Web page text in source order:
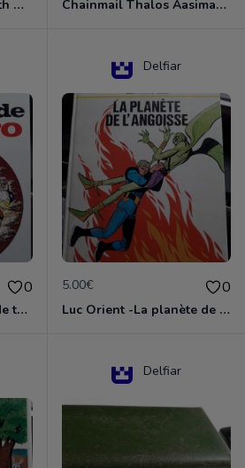
Chainmail Human Death Cleric Chainmail Thalos Aasimar Cleric
0
Luc Orient -Le maître de terango
Delfiar
5.00€ 0
Luc Orient -La planète de l'angoisse
Delfiar